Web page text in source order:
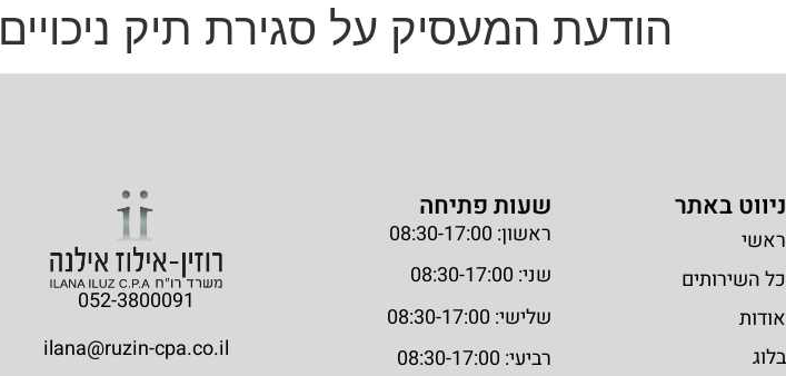
הודעת המעסיק על סגירת תיק ניכויים
ניווט באתר
ראשי
כל השירותים
אודות
בלוג
שעות פתיחה
ראשון: 08:30-17:00
שני: 08:30-17:00
שלישי: 08:30-17:00
רביעי: 08:30-17:00
052-3800091
ilana@ruzin-cpa.co.il